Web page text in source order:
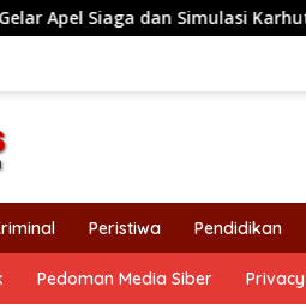
Simulasi Karhutla dilanjutkan
Peristiwa Pendidikan
Pedoman Media Siber